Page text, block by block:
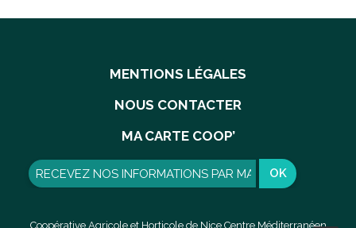
MENTIONS LÉGALES
NOUS CONTACTER
MA CARTE COOP’
OK
Coopérative Agricole et Horticole de Nice Centre Méditerranéen